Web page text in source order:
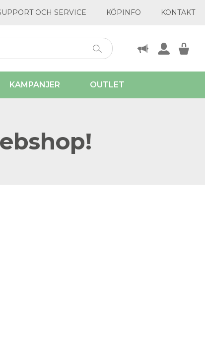
OCH SERVICE KÖPINFO KONTAKT
KAMPANJER OUTLET